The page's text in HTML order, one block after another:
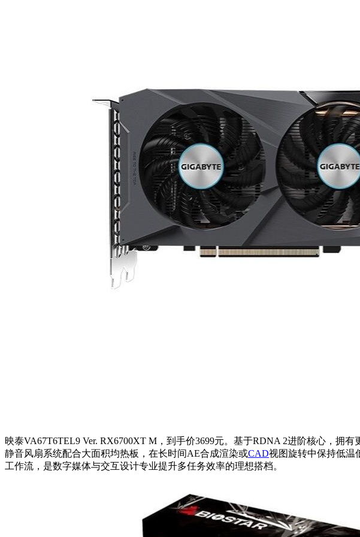
映泰VA67T6TEL9 Ver. RX6700XT M，到手价3699元。基于RDNA 2进阶核心，拥
静音风扇系统配合大面积均热板，在长时间AE合成渲染或CAD视图旋转中保持低温
工作流，是数字媒体与交互设计专业提升多任务效率的理想搭档。